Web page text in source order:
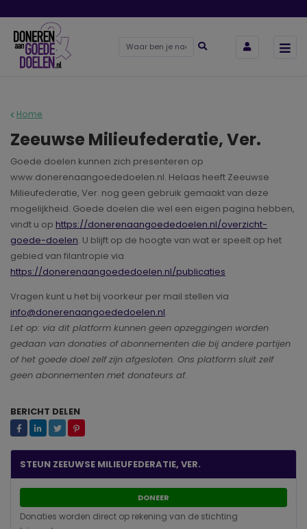
Home
Zeeuwse Milieufederatie, Ver.
Goede doelen kunnen zich presenteren op
www.donerenaangoededoelen.nl. Helaas heeft Zeeuwse
Milieufederatie, Ver. nog geen gebruik gemaakt van deze
mogelijkheid. Goede doelen die wel een eigen pagina hebben,
vindt u op https://donerenaangoededoelen.nl/overzicht-
goede-doelen. U blijft op de hoogte van wat er speelt op het
gebied van filantropie via
https://donerenaangoededoelen.nl/publicaties
Vragen kunt u het bij voorkeur per mail stellen via
info@donerenaangoededoelen.nl.
Let op: via dit platform kunnen geen opzeggingen worden
gedaan van donaties of abonnementen die bij andere partijen
of het goede doel zelf zijn afgesloten. Ons platform sluit zelf
geen abonnementen met donateurs af.
BERICHT DELEN
STEUN ZEEUWSE MILIEUFEDERATIE, VER.
DONEER
Donaties worden direct op rekening van de stichting